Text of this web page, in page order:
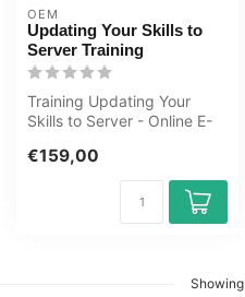
OEM
Updating Your Skills to
Server Training
Training Updating Your
Skills to Server - Online E-
st...
€159,00
Showing